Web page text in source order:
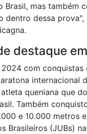
Brasil, mas também
dentro dessa prova",
destaque
com conquistas
internacional
queniana que
Também
e 10.000 metros
Brasileiros (JUBs)